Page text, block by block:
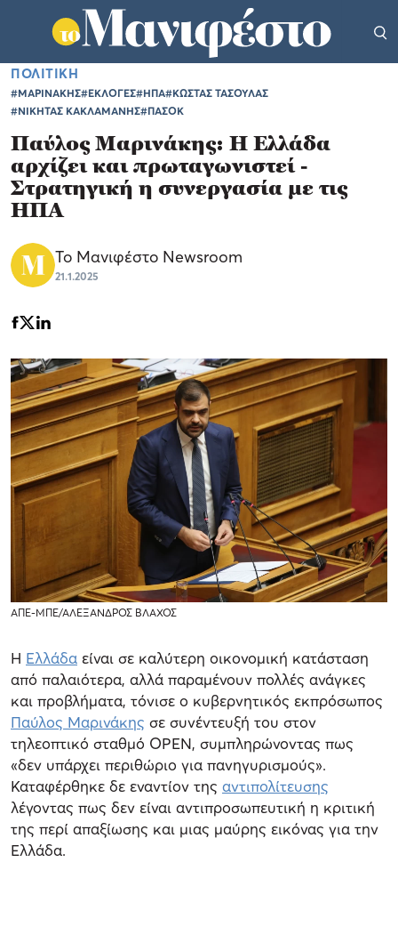
ΠΟΛΙΤΙΚΗ
#ΜΑΡΙΝΑΚΗΣ#ΕΚΛΟΓΕΣ#ΗΠΑ#ΚΩΣΤΑΣ ΤΑΣΟΥΛΑΣ
#ΝΙΚΗΤΑΣ ΚΑΚΛΑΜΑΝΗΣ#ΠΑΣΟΚ
Παύλος Μαρινάκης: Η Ελλάδα
αρχίζει και πρωταγωνιστεί -
Στρατηγική η συνεργασία με τις
ΗΠΑ
Το Μανιφέστο Newsroom
21.1.2025
ΑΠΕ-ΜΠΕ/ΑΛΕΞΑΝΔΡΟΣ ΒΛΑΧΟΣ
Η Ελλάδα είναι σε καλύτερη οικονομική κατάσταση
από παλαιότερα, αλλά παραμένουν πολλές ανάγκες
και προβλήματα, τόνισε ο κυβερνητικός εκπρόσωπος
Παύλος Μαρινάκης σε συνέντευξή του στον
τηλεοπτικό σταθμό OPEN, συμπληρώνοντας πως
«δεν υπάρχει περιθώριο για πανηγυρισμούς».
Καταφέρθηκε δε εναντίον της αντιπολίτευσης
λέγοντας πως δεν είναι αντιπροσωπευτική η κριτική
της περί απαξίωσης και μιας μαύρης εικόνας για την
Ελλάδα.